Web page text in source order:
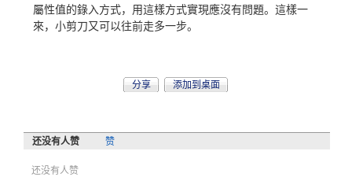
屬性值的錄入方式，用這樣方式實現應沒有問題。這樣一
來，小剪刀又可以往前走多一步。
分享 添加到桌面
还没有人赞 赞
还没有人赞